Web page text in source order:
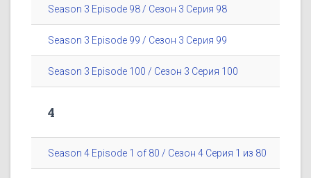
Season 3 Episode 98 / Сезон 3 Серия 98
Season 3 Episode 99 / Сезон 3 Серия 99
Season 3 Episode 100 / Сезон 3 Серия 100
4
Season 4 Episode 1 of 80 / Сезон 4 Серия 1 из 80